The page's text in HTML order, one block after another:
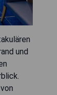
und